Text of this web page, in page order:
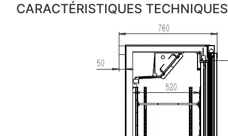
CARACTÉRISTIQUES TECHNIQUES